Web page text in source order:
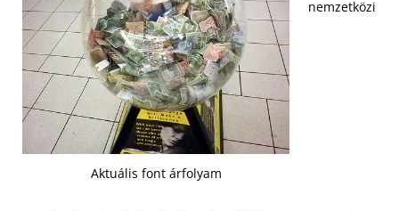
Aktuális font árfolyam
nemzetközi